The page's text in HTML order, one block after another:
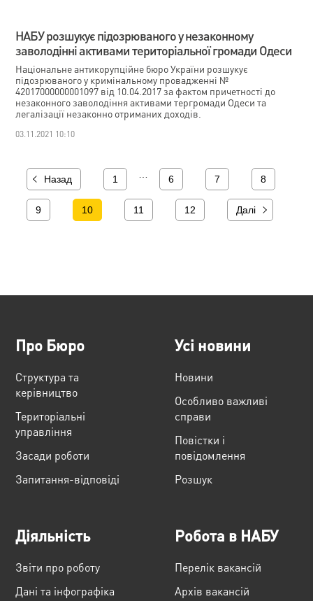
НАБУ розшукує підозрюваного у незаконному
заволодінні активами територіальної громади Одеси
Національне антикорупційне бюро України розшукує
підозрюваного у кримінальному провадженні №
42017000000001097 від 10.04.2017 за фактом причетності до
незаконного заволодіння активами тергромади Одеси та
легалізації незаконно отриманих доходів.
03.11.2021 10:10
Назад 1 6 7 8
9 10 11 12 Далі
Про Бюро
Структура та
керівництво
Територіальні
управління
Засади роботи
Запитання-відповіді
Усі новини
Новини
Особливо важливі
справи
Повістки і
повідомлення
Розшук
Діяльність
Звіти про роботу
Дані та інфографіка
Робота в НАБУ
Перелік вакансій
Архів вакансій